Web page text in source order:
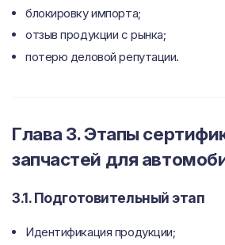
блокировку импорта;
отзыв продукции с рынка;
потерю деловой репутации.
Глава 3. Этапы
запчастей для
3.1. Подготовительный этап
Идентификация продукции;